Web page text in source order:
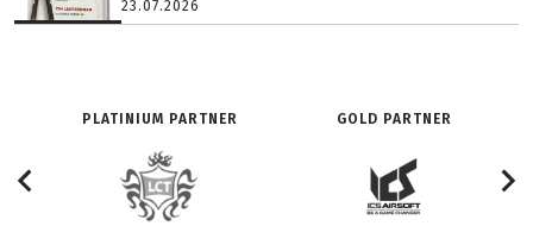
23.07.2026
PLATINIUM PARTNER GOLD PARTNER